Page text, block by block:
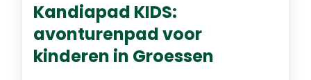
Kandiapad KIDS:
avonturenpad voor
kinderen in Groessen